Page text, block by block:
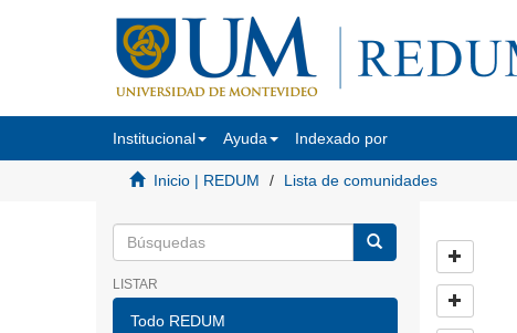
Institucional Ayuda Indexado por
Inicio | REDUM Lista de comunidades
LISTAR
Todo REDUM